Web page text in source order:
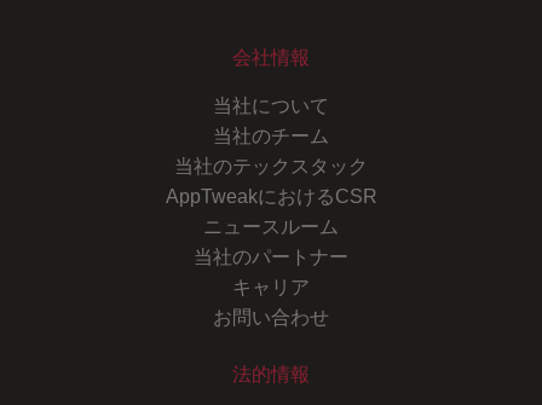
会社情報
当社について
当社のチーム
当社のテックスタック
AppTweakにおけるCSR
ニュースルーム
当社のパートナー
キャリア
お問い合わせ
法的情報